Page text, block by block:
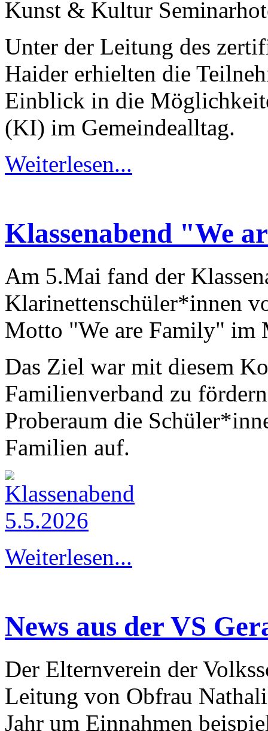
Kunst & Kultur
Unter der Leitung des
Haider erhielten die
Einblick in die
(KI) im Gemeindealltag.
Weiterlesen...
Klassenabend "We
Am 5.Mai fand der
Klarinettenschüler*innen
Motto "We are Family" im
Das Ziel war mit diesem
Familienverband zu
Proberaum die
Familien auf.
Weiterlesen...
News aus der VS
Der Elternverein der
Leitung von Obfrau
Jahr um Einnahmen